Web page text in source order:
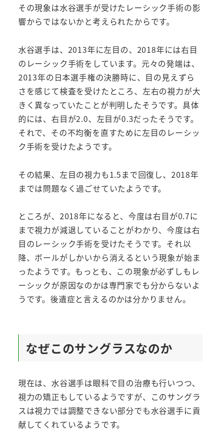
その現象は水谷選手が受けたレーシック手術の影
響からではないかと考えられたからです。
水谷選手は、2013年に左目の、2018年には右目
のレーシック手術をしています。元々の発端は、
2013年の日本選手権の決勝時に、目の見えずら
さを感じて検査を受けたところ、左右の視力が大
きく異なっていたことが判明したそうです。具体
的には、右目が2.0、左目が0.3だったそうです。
それで、その不均衡を直すために左目のレーシッ
ク手術を受けたようです。
その結果、左目の視力も1.5まで回復し、2018年
までは問題なく過ごせていたようです。
ところが、2018年になると、今度は右目が0.7に
まで視力が減退していることがわかり、今度は右
目のレーシック手術を受けたそうです。それ以
降、ボールがしかいから消えるという現象が始ま
ったようです。もっとも、この現象が必ずしもレ
ーシックが原因なのかは専門家でも分からないよ
うです。後遺症と言えるのかは分かりません。
なぜこのサングラスなのか
現在は、水谷選手は眼科で目の治療も行いつつ、
視力の矯正もしているようですが、このサングラ
スは視力では調整できない部分でも水谷選手に貢
献してくれているようです。